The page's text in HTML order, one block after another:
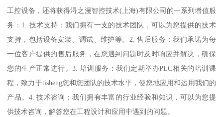
工控设备，还将获得浔之漫智控技术(上海)有限公司的一系列增值服
务：1. 技术支持：我们拥有一支的技术团队，可以为您提供的技术
支持，包括设备安装、调试、维护等。2. 售后服务：我们承诺为每
一位客户提供的售后服务，在您遇到问题时及时响应并解决，确保
您的生产正常进行。3. 培训服务：我们定期举办PLC相关的培训课
程，致力于tisheng您和您团队的技术水平，使您地应用和运用我们的
产品。4. 技术咨询：我们拥有丰富的行业经验和知识，可以为您提
供技术咨询，解答您在工程设计和应用中遇到的问题。